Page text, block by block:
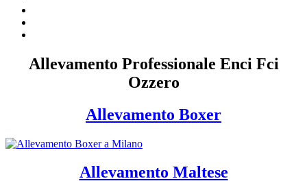
Allevamento Professionale Enci Fci
Ozzero
Allevamento Boxer
Allevamento Maltese